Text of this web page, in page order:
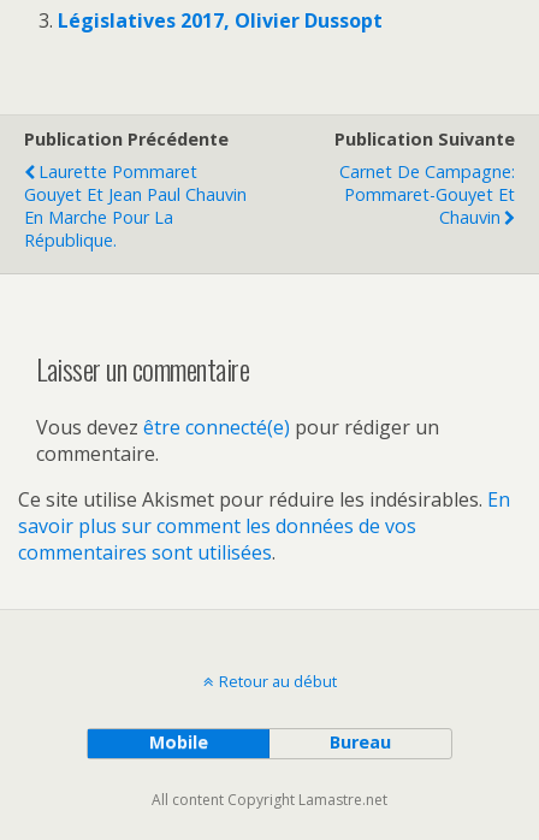
Législatives 2017, Olivier Dussopt
Publication Précédente
Laurette Pommaret
Gouyet Et Jean Paul Chauvin
En Marche Pour La
République.
Publication Suivante
Carnet De Campagne:
Pommaret-Gouyet Et
Chauvin
Laisser un commentaire
Vous devez être connecté(e) pour rédiger un
commentaire.
Ce site utilise Akismet pour réduire les indésirables. En
savoir plus sur comment les données de vos
commentaires sont utilisées.
Retour au début
Mobile Bureau
All content Copyright Lamastre.net